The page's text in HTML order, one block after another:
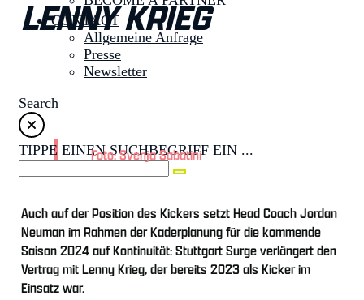
CONTACT
Allgemeine Anfrage
Presse
Newsletter
Search
TIPPE EINEN SUCHBEGRIFF EIN ...
LENNY KRIEG
Foto: Svenja Sabatini
Auch auf der Position des Kickers setzt Head Coach Jordan
Neuman im Rahmen der Kaderplanung für die kommende
Saison 2024 auf Kontinuität: Stuttgart Surge verlängert den
Vertrag mit Lenny Krieg, der bereits 2023 als Kicker im
Einsatz war.